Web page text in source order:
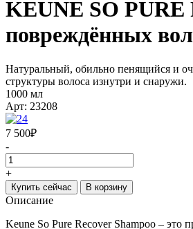
KEUNE SO
повреждённых
Натуральный, обильно пенящийся и
структуры волоса изнутри и снаружи.
1000 мл
Арт: 23208
7 500₽
-
+
Купить сейчас В корзину
Описание
Keune So Pure Recover Shampoo –